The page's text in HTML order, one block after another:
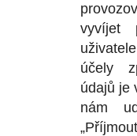
vyvíjet
účely
údajů je
nám
Veškeré údaje,
těchto
vlastnictvím
představují její
ochrany rovněž